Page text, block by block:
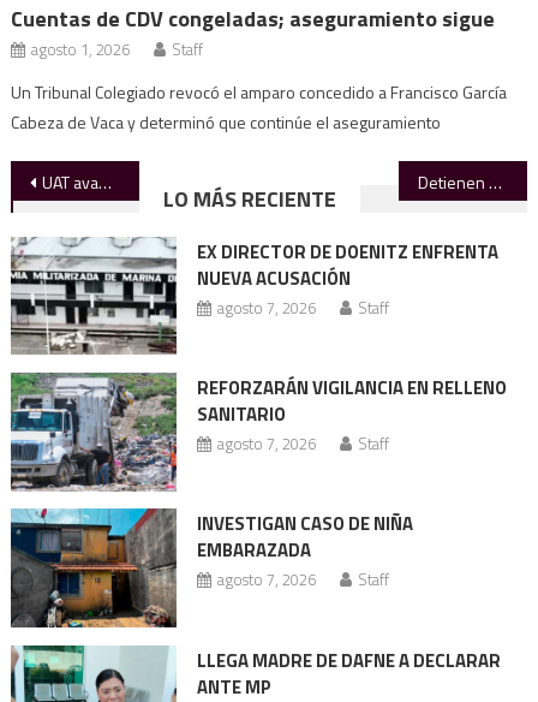
Cuentas de CDV congeladas; aseguramiento sigue
agosto 1, 2026 Staff
Un Tribunal Colegiado revocó el amparo concedido a Francisco García
Cabeza de Vaca y determinó que continúe el aseguramiento
Navegación
de
entradas
UAT avanza con respaldo estatal Detienen a Gaby “N”, conductora que @rrastró a motociclista en Iztapalapa
LO MÁS RECIENTE
EX DIRECTOR DE DOENITZ ENFRENTA
NUEVA ACUSACIÓN
agosto 7, 2026 Staff
REFORZARÁN VIGILANCIA EN RELLENO
SANITARIO
agosto 7, 2026 Staff
INVESTIGAN CASO DE NIÑA
EMBARAZADA
agosto 7, 2026 Staff
LLEGA MADRE DE DAFNE A DECLARAR
ANTE MP